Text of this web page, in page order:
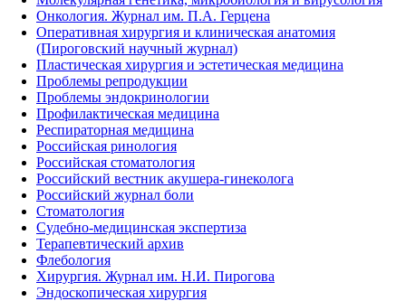
Онкология. Журнал им. П.А. Герцена
Оперативная хирургия и клиническая анатомия
(Пироговский научный журнал)
Пластическая хирургия и эстетическая медицина
Проблемы репродукции
Проблемы эндокринологии
Профилактическая медицина
Респираторная медицина
Российская ринология
Российская стоматология
Российский вестник акушера-гинеколога
Российский журнал боли
Стоматология
Судебно-медицинская экспертиза
Терапевтический архив
Флебология
Хирургия. Журнал им. Н.И. Пирогова
Эндоскопическая хирургия